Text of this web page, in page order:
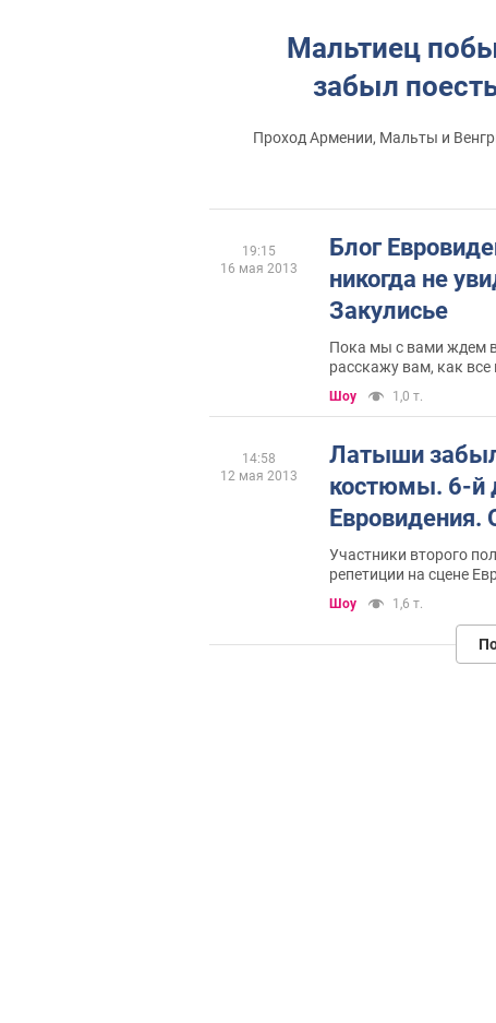
Мальтиец
забыл
Проход Армении, Мальты и
Блог
никогда не
Закулисье
Пока мы с вами ждем
расскажу вам, как
Шоу 1,0 т.
19:15
16 мая 2013
Латыши
костюмы. 6-й
Евровидения.
Участники второго
репетиции на сцене
Шоу 1,6 т.
14:58
12 мая 2013